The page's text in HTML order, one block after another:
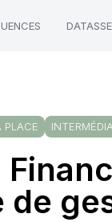
PLACE